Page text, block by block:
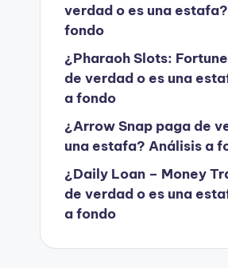
verdad o es una
fondo
¿Pharaoh Slots:
de verdad o es una
a fondo
¿Arrow Snap paga de
una estafa? Análisis a
¿Daily Loan – Money
de verdad o es una
a fondo